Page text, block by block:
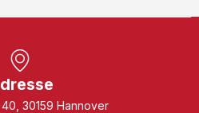
30159 Hannover